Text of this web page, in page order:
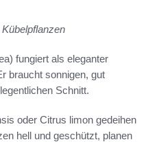
fungiert als eleganter
braucht sonnigen, gut
Schnitt.
oder Citrus limon gedeihen
hell und geschützt, planen